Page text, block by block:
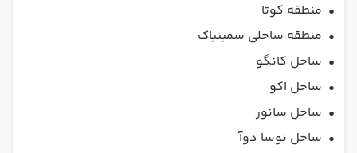
• منطقه کوتا
• منطقه ساحلی سمینیاک
• ساحل کانگو
• ساحل اکو
• ساحل سانور
• ساحل نوسا دوآ